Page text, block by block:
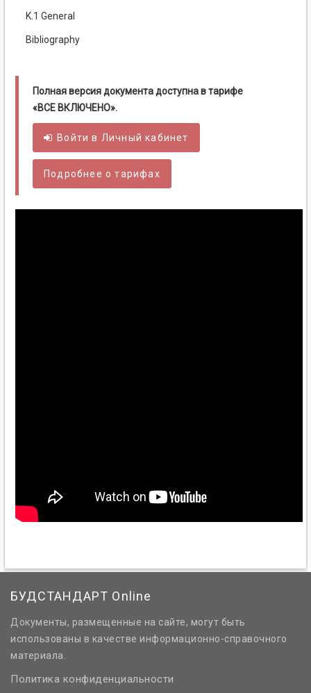
K.1 General
Bibliography
Полная версия документа доступна в тарифе
«ВСЕ ВКЛЮЧЕНО».
Войти в Личный кабинет
Подробнее о тарифах
БУДСТАНДАРТ Online
Документы, размещенные на сайте, могут быть
использованы в качестве информационно-справочного
материала.
Политика конфиденциальности